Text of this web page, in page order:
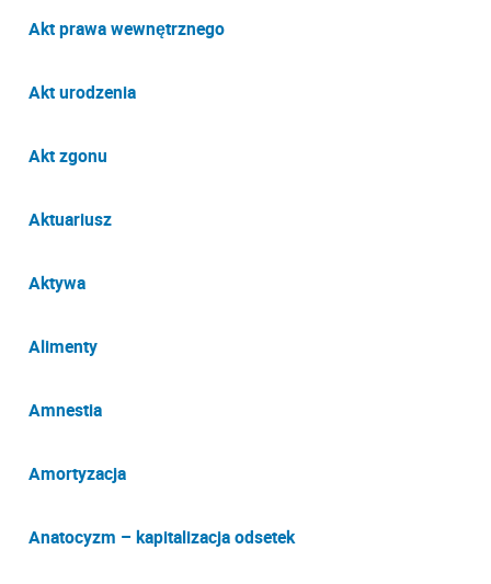
Akt prawa wewnętrznego
Akt urodzenia
Akt zgonu
Aktuariusz
Aktywa
Alimenty
Amnestia
Amortyzacja
Anatocyzm – kapitalizacja odsetek